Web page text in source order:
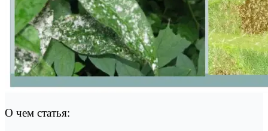
О чем статья: